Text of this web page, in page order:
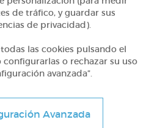
trabadas
de tráfico, y guardar sus
de privacidad).
las cookies pulsando el
configurarlas o rechazar su uso
avanzada”.
Avanzada